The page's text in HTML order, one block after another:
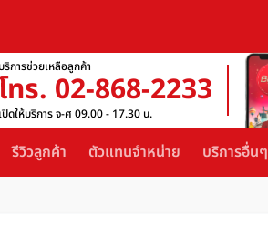
บริการช่วยเหลือลูกค้า
ทร. 02-868-2233
เปิดให้บริการ จ-ศ 09.00 - 17.30 น.
รีวิวลูกค้า ตัวแทนจำหน่าย บริการอื่นๆ